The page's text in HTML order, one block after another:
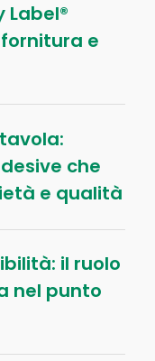
e
che
e qualità
il ruolo
nel punto